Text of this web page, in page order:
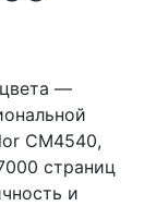
—
CM4540,
страниц
и